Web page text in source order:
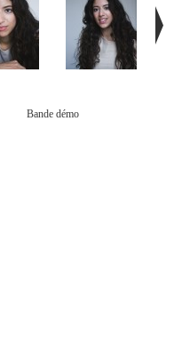
Bande démo